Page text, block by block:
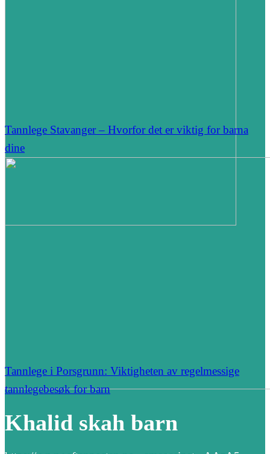
Tannlege Stavanger – Hvorfor det er viktig for barna
dine
Tannlege i Porsgrunn: Viktigheten av regelmessige
tannlegebesøk for barn
Khalid skah barn